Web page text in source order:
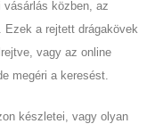
vásárlás közben, az
a rejtett drágakövek
vagy az online
megéri a keresést.
készletei, vagy olyan